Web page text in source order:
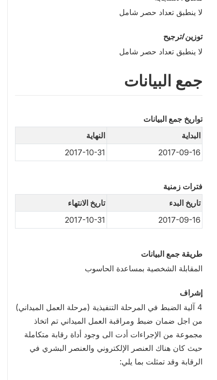
لا ينطبق تعداد حصر شامل
توزين/ترجيح
لا ينطبق تعداد حصر شامل
جمع البيانات
تواريخ جمع البيانات
البداية
النهاية
2017-09-16
2017-10-31
فترات زمنية
تاريخ البدء
تاريخ الانتهاء
2017-09-16
2017-10-31
طريقة جمع البيانات
المقابلة الشخصية بمساعدة الحاسوب
إشراف
4 آلية الضبط في المرحلة التنفيذية (مرحلة العمل الميداني)
من اجل ضمان ضبط ومراقبة العمل الميداني تم اتخاذ
مجموعة من الإجراءات أدت الى وجود أداة رقابة متكاملة
حيث كان هناك العنصر الإلكتروني والعنصر البشري في
الرقابة وقد تمثلت بما يلي: